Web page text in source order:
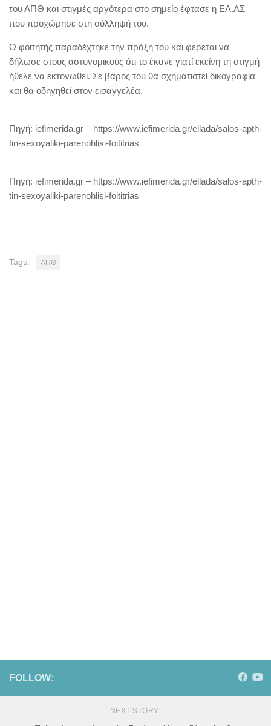
του ΑΠΘ και στιγμές αργότερα στο σημείο έφτασε η ΕΛ.ΑΣ
που προχώρησε στη σύλληψή του.
Ο φοιτητής παραδέχτηκε την πράξη του και φέρεται να
δήλωσε στους αστυνομικούς ότι το έκανε γιατί εκείνη τη στιγμή
ήθελε να εκτονωθεί. Σε βάρος του θα σχηματιστεί δικογραφία
και θα οδηγηθεί στον εισαγγελέα.
Πηγή: iefimerida.gr – https://www.iefimerida.gr/ellada/salos-apth-
tin-sexoyaliki-parenohlisi-foititrias
Πηγή: iefimerida.gr – https://www.iefimerida.gr/ellada/salos-apth-
tin-sexoyaliki-parenohlisi-foititrias
Tags: ΑΠΘ
FOLLOW:
NEXT STORY